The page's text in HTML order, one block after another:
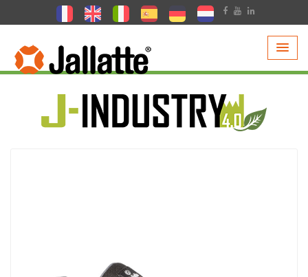
PRODUCTEN > COLLECTIE >